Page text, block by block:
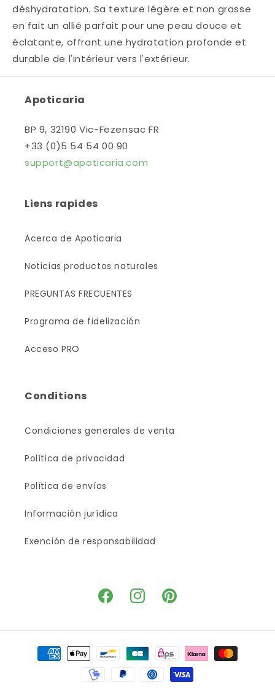
déshydratation. Sa texture légère et non grasse
en fait un allié parfait pour une peau douce et
éclatante, offrant une hydratation profonde et
durable de l'intérieur vers l'extérieur.
Apoticaria
BP 9, 32190 Vic-Fezensac FR
+33 (0)5 54 54 00 90
support@apoticaria.com
Liens rapides
Acerca de Apoticaria
Noticias productos naturales
PREGUNTAS FRECUENTES
Programa de fidelización
Acceso PRO
Conditions
Condiciones generales de venta
Política de privacidad
Política de envíos
Información jurídica
Exención de responsabilidad
FacebookInstagramPinterest
Medios